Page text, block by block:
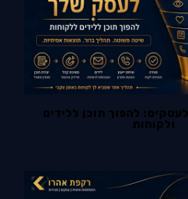
להפוך תוכן ללידים
ולקוחות